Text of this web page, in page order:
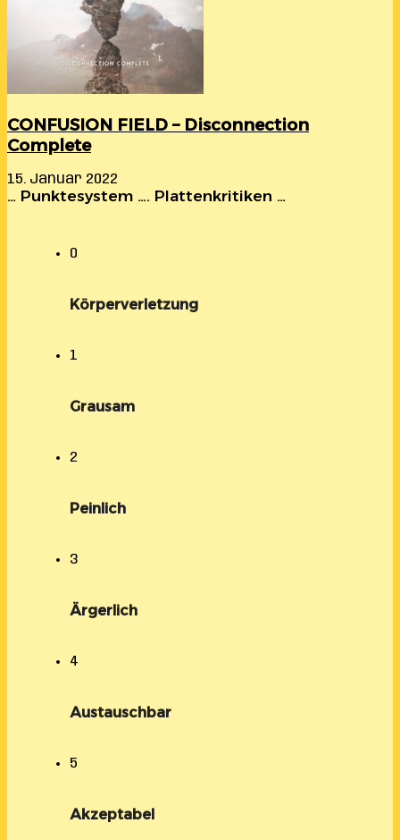
CONFUSION FIELD – Disconnection
Complete
15. Januar 2022
… Punktesystem …. Plattenkritiken …
0
Körperverletzung
1
Grausam
2
Peinlich
3
Ärgerlich
4
Austauschbar
5
Akzeptabel